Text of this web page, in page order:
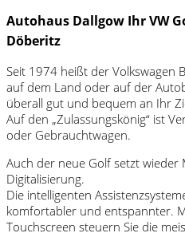
Autohaus Dallgow Ihr VW
Döberitz
Seit 1974 heißt der Volkswagen
auf dem Land oder auf der
überall gut und bequem an Ihr
Auf den „Zulassungskönig“ ist
oder Gebrauchtwagen.
Auch der neue Golf setzt wieder
Digitalisierung.
Die intelligenten
komfortabler und entspannter.
Touchscreen steuern Sie die